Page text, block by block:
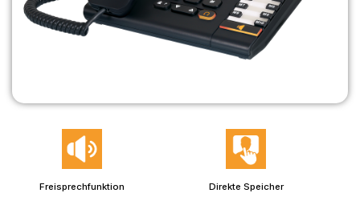
Freisprechfunktion Direkte Speicher